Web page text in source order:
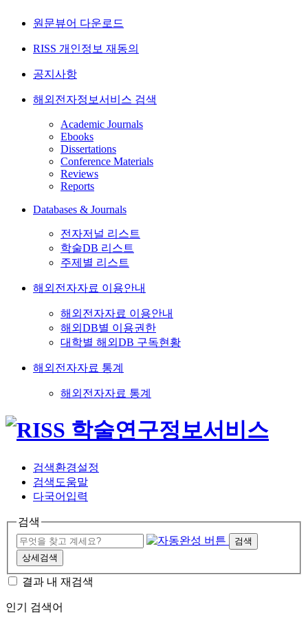
원문뷰어 다운로드
RISS 개인정보 재동의
공지사항
해외전자정보서비스 검색
Academic Journals
Ebooks
Dissertations
Conference Materials
Reviews
Reports
Databases & Journals
전자저널 리스트
학술DB 리스트
주제별 리스트
해외전자자료 이용안내
해외전자자료 이용안내
해외DB별 이용권한
대학별 해외DB 구독현황
해외전자자료 통계
해외전자자료 통계
검색환경설정
검색도움말
다국어입력
검색
검색
상세검색
결과 내 재검색
인기 검색어